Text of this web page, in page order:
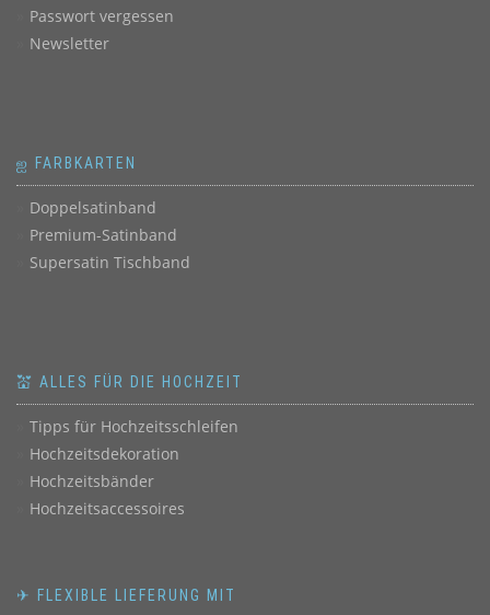
Passwort vergessen
Newsletter
ஐ FARBKARTEN
Doppelsatinband
Premium-Satinband
Supersatin Tischband
💒 ALLES FÜR DIE HOCHZEIT
Tipps für Hochzeitsschleifen
Hochzeitsdekoration
Hochzeitsbänder
Hochzeitsaccessoires
✈ FLEXIBLE LIEFERUNG MIT